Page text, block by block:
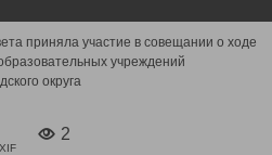
приняла участие в совещании о ходе
учреждений
округа
2